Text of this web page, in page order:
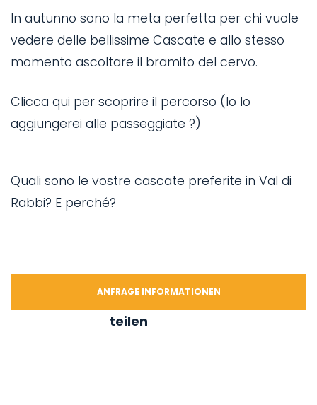
In autunno sono la meta perfetta per chi vuole
vedere delle bellissime Cascate e allo stesso
momento ascoltare il bramito del cervo.
Clicca qui per scoprire il percorso (Io lo
aggiungerei alle passeggiate ?)
Quali sono le vostre cascate preferite in Val di
Rabbi? E perché?
ANFRAGE INFORMATIONEN
teilen